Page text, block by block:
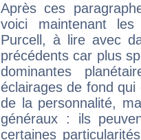
Après ces
voici maintenant
Purcell, à lire avec
précédents car plus
dominantes
éclairages de fond
de la personnalité,
généraux : ils
certaines